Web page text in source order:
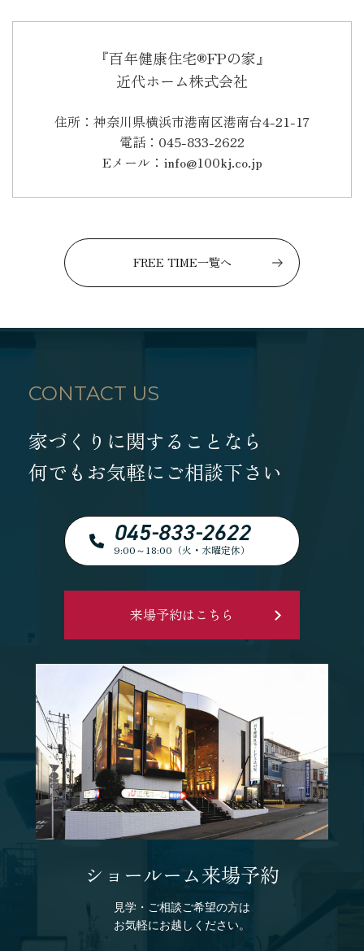
『百年健康住宅®FPの家』
近代ホーム株式会社
住所：神奈川県横浜市港南区港南台4-21-17
電話：045-833-2622
Eメール：info@100kj.co.jp
FREE TIME一覧へ
CONTACT US
家づくりに関することなら
何でもお気軽にご相談下さい
045-833-2622
9:00～18:00（火・水曜定休）
来場予約はこちら
ショールーム来場予約
見学・ご相談ご希望の方は
お気軽にお越しください。